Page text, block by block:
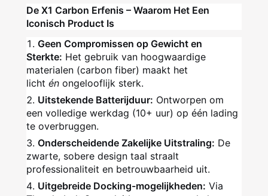
De X1 Carbon Erfenis – Waarom Het Een
Iconisch Product Is
Geen Compromissen op Gewicht en
Sterkte: Het gebruik van hoogwaardige
materialen (carbon fiber) maakt het
licht én ongelooflijk sterk.
Uitstekende Batterijduur: Ontworpen om
een volledige werkdag (10+ uur) op één lading
te overbruggen.
Onderscheidende Zakelijke Uitstraling: De
zwarte, sobere design taal straalt
professionaliteit en betrouwbaarheid uit.
Uitgebreide Docking-mogelijkheden: Via